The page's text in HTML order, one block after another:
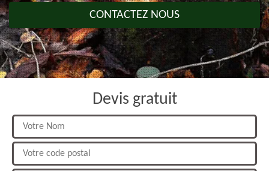
CONTACTEZ NOUS
Devis gratuit